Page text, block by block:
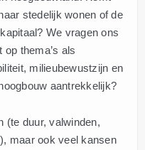
stedelijk wonen of de
We vragen ons
thema’s als
milieubewustzijn en
aantrekkelijk?
(te duur, valwinden,
maar ook veel kansen